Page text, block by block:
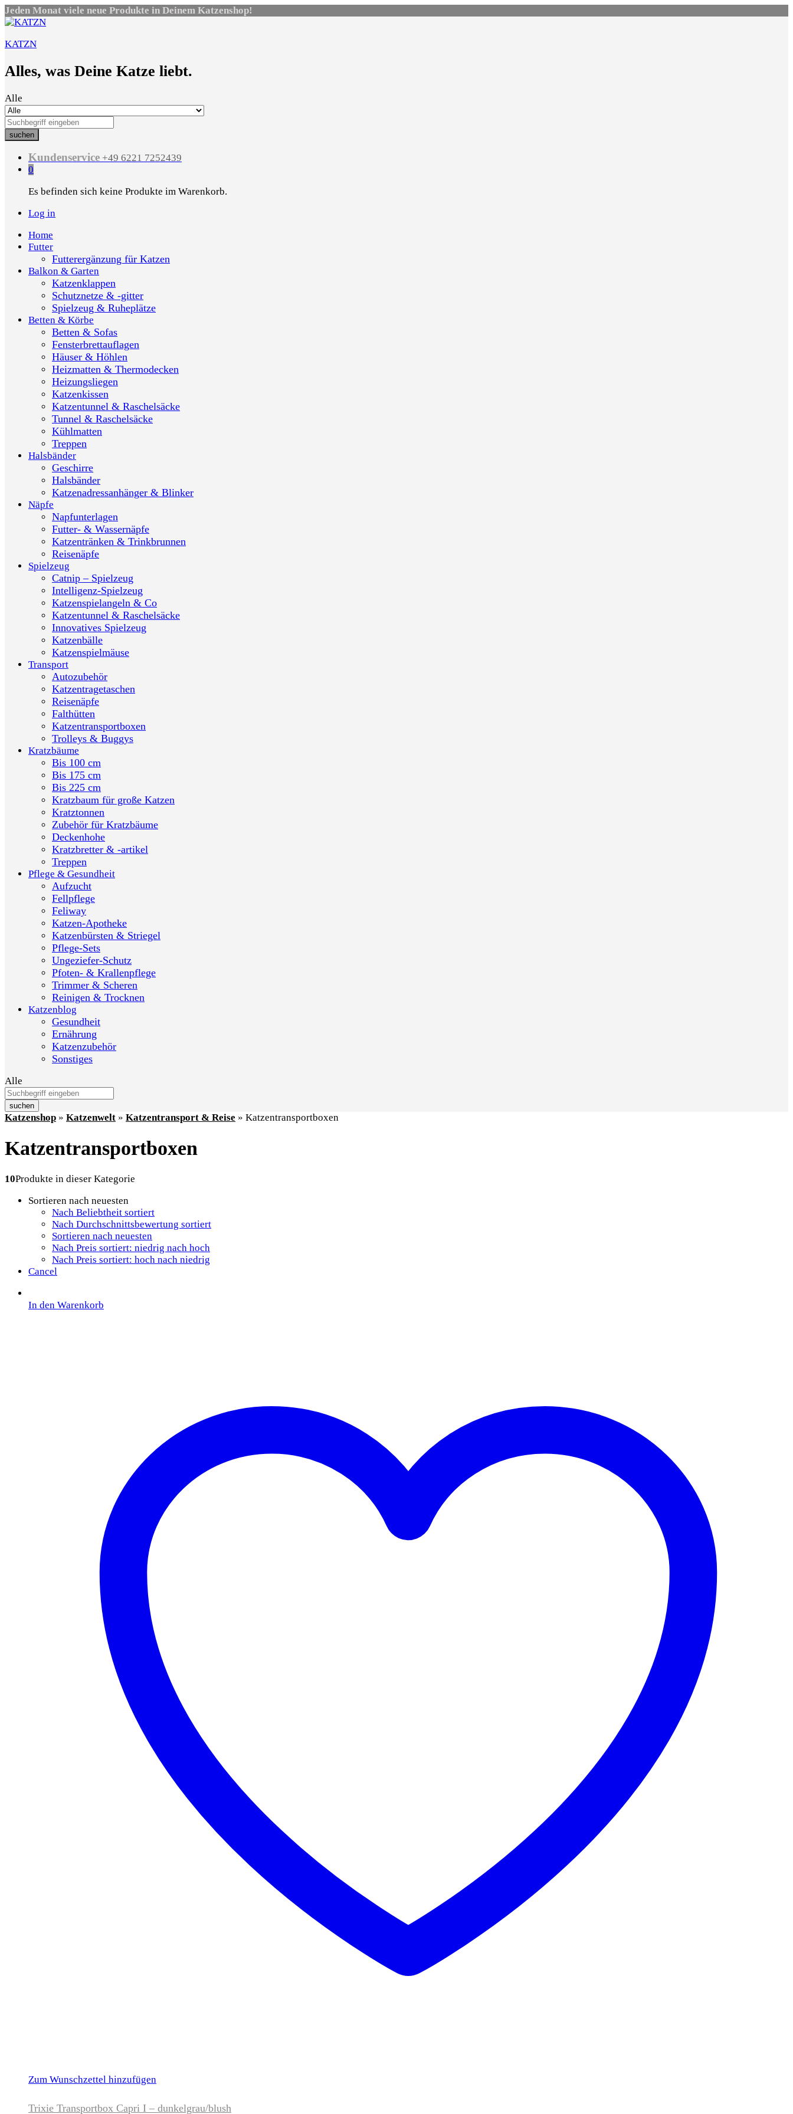
Jeden Monat viele neue Produkte in Deinem Katzenshop!
KATZN
Alles, was Deine Katze liebt.
Alle
suchen
Kundenservice +49 6221 7252439
0
Es befinden sich keine Produkte im Warenkorb.
Log in
Home
Futter
Futterergänzung für Katzen
Balkon & Garten
Katzenklappen
Schutznetze & -gitter
Spielzeug & Ruheplätze
Betten & Körbe
Betten & Sofas
Fensterbrettauflagen
Häuser & Höhlen
Heizmatten & Thermodecken
Heizungsliegen
Katzenkissen
Katzentunnel & Raschelsäcke
Tunnel & Raschelsäcke
Kühlmatten
Treppen
Halsbänder
Geschirre
Halsbänder
Katzenadressanhänger & Blinker
Näpfe
Napfunterlagen
Futter- & Wassernäpfe
Katzentränken & Trinkbrunnen
Reisenäpfe
Spielzeug
Catnip – Spielzeug
Intelligenz-Spielzeug
Katzenspielangeln & Co
Katzentunnel & Raschelsäcke
Innovatives Spielzeug
Katzenbälle
Katzenspielmäuse
Transport
Autozubehör
Katzentragetaschen
Reisenäpfe
Falthütten
Katzentransportboxen
Trolleys & Buggys
Kratzbäume
Bis 100 cm
Bis 175 cm
Bis 225 cm
Kratzbaum für große Katzen
Kratztonnen
Zubehör für Kratzbäume
Deckenhohe
Kratzbretter & -artikel
Treppen
Pflege & Gesundheit
Aufzucht
Fellpflege
Feliway
Katzen-Apotheke
Katzenbürsten & Striegel
Pflege-Sets
Ungeziefer-Schutz
Pfoten- & Krallenpflege
Trimmer & Scheren
Reinigen & Trocknen
Katzenblog
Gesundheit
Ernährung
Katzenzubehör
Sonstiges
Alle
suchen
Katzenshop » Katzenwelt » Katzentransport & Reise » Katzentransportboxen
Katzentransportboxen
10Produkte in dieser Kategorie
Sortieren nach neuesten
Nach Beliebtheit sortiert
Nach Durchschnittsbewertung sortiert
Sortieren nach neuesten
Nach Preis sortiert: niedrig nach hoch
Nach Preis sortiert: hoch nach niedrig
Cancel
In den Warenkorb
Zum Wunschzettel hinzufügen
Trixie Transportbox Capri I – dunkelgrau/blush